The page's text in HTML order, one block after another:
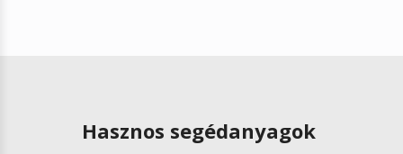
Hasznos segédanyagok